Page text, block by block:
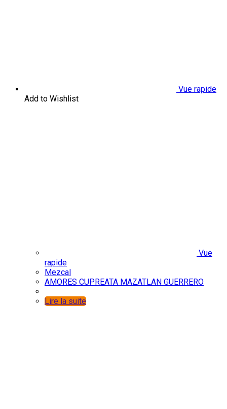
Vue rapide
Add to Wishlist
Vue
rapide
Mezcal
AMORES CUPREATA MAZATLAN GUERRERO
Lire la suite